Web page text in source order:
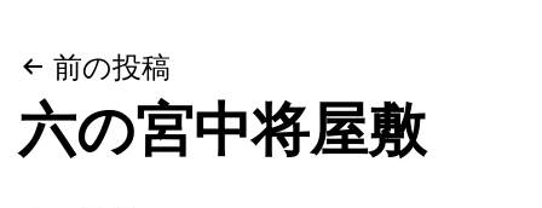
投
稿
前の投稿
六の宮中将屋敷